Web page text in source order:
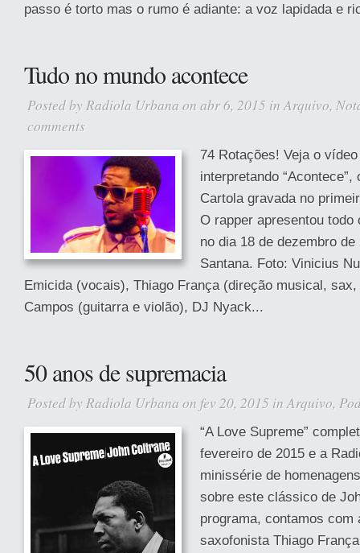
passo é torto mas o rumo é adiante: a voz lapidada e
Tudo no mundo acontece
Posted by Radiola Urbana on abr 6, 2015 inArquivo,
comments
74 Rotações! Veja o
interpretando
Cartola gravada no
O rapper apresentou todo
no dia 18 de dezembro
Santana. Foto: Vinicius
Emicida (vocais), Thiago França (direção musical,
Campos (guitarra e violão), DJ Nyack...
50 anos de supremacia
Posted by Radiola Urbana on fev 20, 2015 inArquivo,
“A Love Supreme”
fevereiro de 2015 e a
minissérie de
sobre este clássico de
programa, contamos com
saxofonista Thiago